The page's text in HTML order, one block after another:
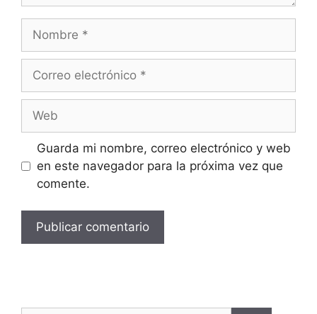
Guarda mi nombre, correo electrónico y web
en este navegador para la próxima vez que
comente.